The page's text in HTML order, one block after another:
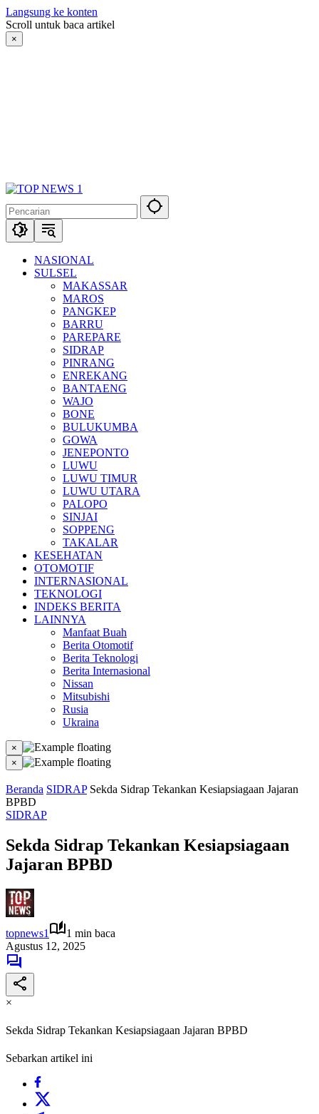
Langsung ke konten
Scroll untuk baca artikel
×
NASIONAL
SULSEL
MAKASSAR
MAROS
PANGKEP
BARRU
PAREPARE
SIDRAP
PINRANG
ENREKANG
BANTAENG
WAJO
BONE
BULUKUMBA
GOWA
JENEPONTO
LUWU
LUWU TIMUR
LUWU UTARA
PALOPO
SINJAI
SOPPENG
TAKALAR
KESEHATAN
OTOMOTIF
INTERNASIONAL
TEKNOLOGI
INDEKS BERITA
LAINNYA
Manfaat Buah
Berita Otomotif
Berita Teknologi
Berita Internasional
Nissan
Mitsubishi
Rusia
Ukraina
×
×
Beranda SIDRAP Sekda Sidrap Tekankan Kesiapsiagaan Jajaran
BPBD
SIDRAP
Sekda Sidrap Tekankan Kesiapsiagaan
Jajaran BPBD
topnews1
1 min baca
Agustus 12, 2025
×
Sekda Sidrap Tekankan Kesiapsiagaan Jajaran BPBD
Sebarkan artikel ini